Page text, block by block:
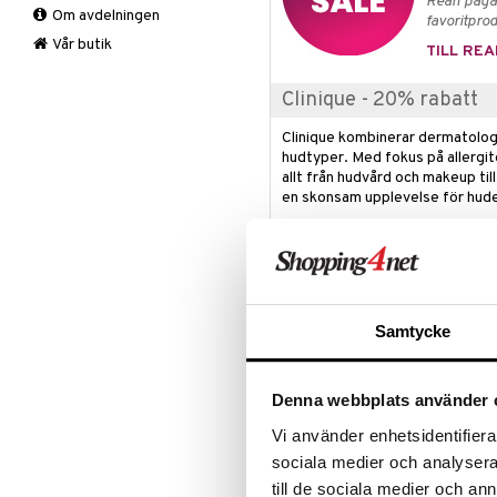
Samtycke
Denna webbplats använder
Vi använder
sociala medier och
till de sociala medier och
TILL
Clinique - 20% rabatt
Clinique kombinerar
hudtyper. Med fokus på
allt från hudvård och makeup
en skonsam upplevelse för
Det första steget i Cliniques 3-
All About Clean Liquid Facial
skummet rengör utan att
försvar mot föroreningar för att
Skyddar hudens naturliga
Användning
Lipliner
Make-up penslar
Rakning och rengöring
Om avdelningen
Vår butik